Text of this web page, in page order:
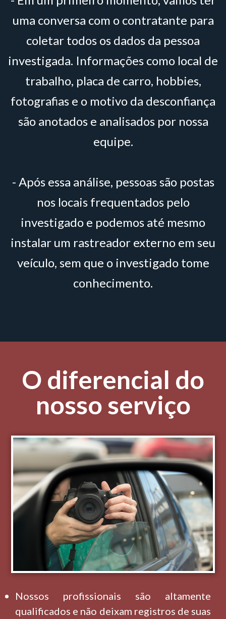
uma conversa com o contratante para
coletar todos os dados da pessoa
investigada. Informações como local de
trabalho, placa de carro, hobbies,
fotografias e o motivo da desconfiança
são anotados e analisados por nossa
equipe.
- Após essa análise, pessoas são postas
nos locais frequentados pelo
investigado e podemos até mesmo
instalar um rastreador externo em seu
veículo, sem que o investigado tome
conhecimento.
O diferencial do
nosso serviço
Nossos profissionais são altamente
qualificados e não deixam registros de suas